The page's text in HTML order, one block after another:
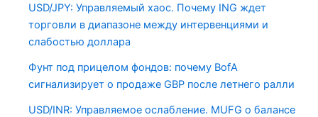
USD/JPY: Управляемый хаос. Почему ING ждет
торговли в диапазоне между интервенциями и
слабостью доллара
Фунт под прицелом фондов: почему BofA
сигнализирует о продаже GBP после летнего ралли
USD/INR: Управляемое ослабление. MUFG о балансе